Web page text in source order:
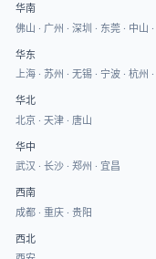
华南
佛山 · 广州 · 深圳 · 东莞· 中山 ·
华东
上海· 苏州 · 无锡· 宁波· 杭州 ·
华北
北京· 天津· 唐山
华中
武汉 · 长沙· 郑州 · 宜昌
西南
成都· 重庆· 贵阳
西北